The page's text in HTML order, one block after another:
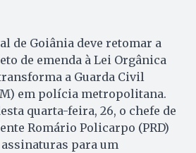
de Goiânia deve retomar a
de emenda à Lei Orgânica
a Guarda Civil
em polícia metropolitana.
quarta-feira, 26, o chefe de
Romário Policarpo (PRD)
para um